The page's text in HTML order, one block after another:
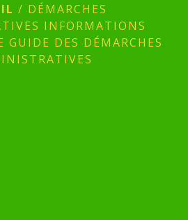
/ DÉMARCHES
INFORMATIONS
GUIDE DES DÉMARCHES